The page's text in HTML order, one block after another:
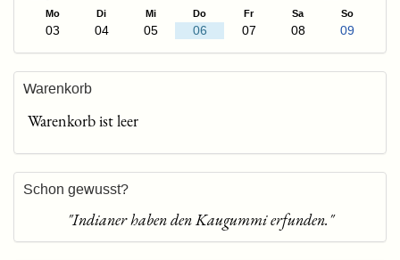
Mo Di Mi Do Fr Sa So
03 04 05 06 07 08 09
Warenkorb
Warenkorb ist leer
Schon gewusst?
"Indianer haben den Kaugummi erfunden."